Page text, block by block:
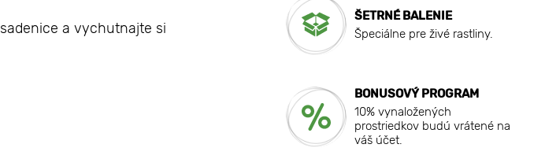
a vychutnajte si
ŠETRNÉ BALENIE
Špeciálne pre živé rastliny.
BONUSOVÝ PROGRAM
10% vynaložených
prostriedkov budú vrátené na
váš účet.